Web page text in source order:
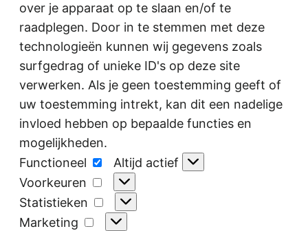
over je apparaat op te slaan en/of te
raadplegen. Door in te stemmen met deze
technologieën kunnen wij gegevens zoals
surfgedrag of unieke ID's op deze site
verwerken. Als je geen toestemming geeft of
uw toestemming intrekt, kan dit een nadelige
invloed hebben op bepaalde functies en
mogelijkheden.
Functioneel
Functioneel
Altijd actief
Voorkeuren
Voorkeuren
Statistieken
Statistieken
Marketing
Marketing